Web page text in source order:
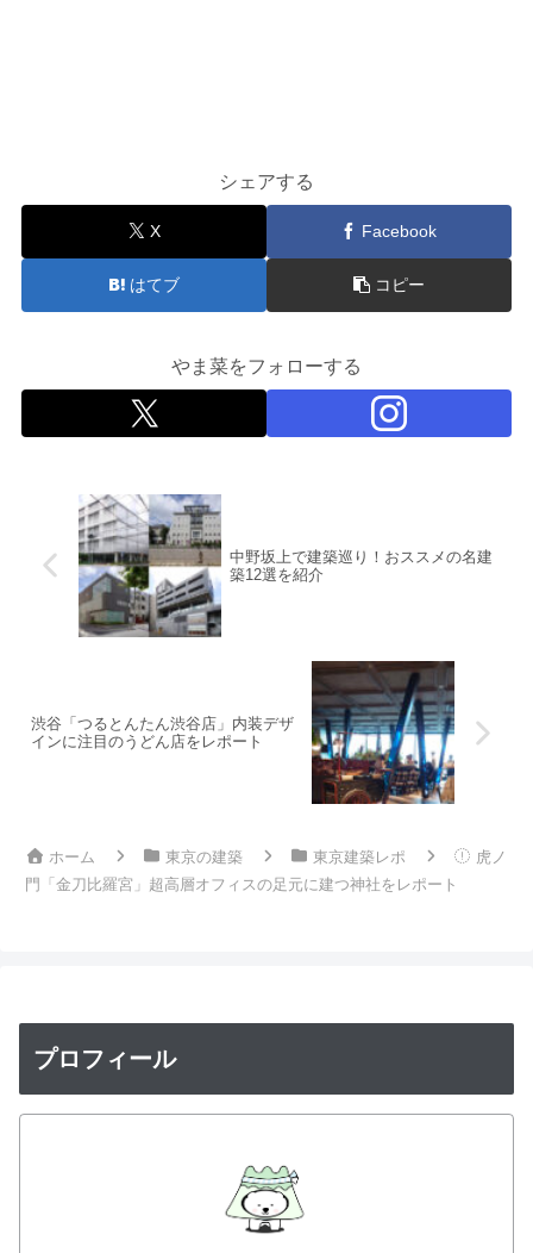
シェアする
X Facebook
はてブ コピー
やま菜をフォローする
中野坂上で建築巡り！おススメの名建
築12選を紹介
渋谷「つるとんたん渋谷店」内装デザ
インに注目のうどん店をレポート
ホーム 東京の建築 東京建築レポ
虎ノ
門「金刀比羅宮」超高層オフィスの足元に建つ神社をレポート
プロフィール